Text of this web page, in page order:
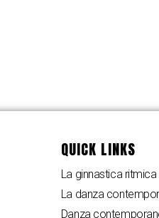
QUICK LINKS
La ginnastica ritmica
La danza
Danza